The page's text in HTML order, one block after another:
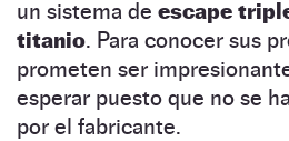
un sistema de escape
titanio. Para conocer sus
prometen ser
esperar puesto que no se
por el fabricante.